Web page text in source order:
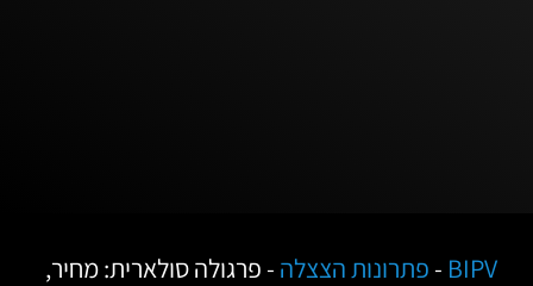
BIPV
-פתרונות הצצלה -פרגולה סולארית: מחיר,